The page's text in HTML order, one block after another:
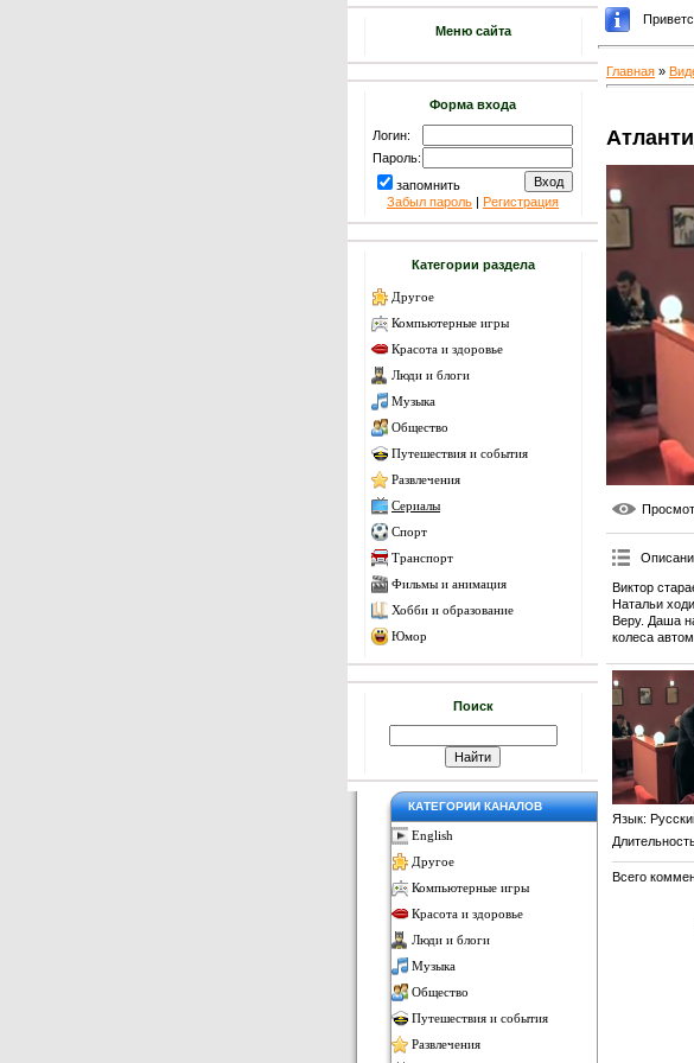
Меню сайта
Форма входа
Логин:
Пароль:
запомнить
Забыл пароль | Регистрация
Категории раздела
Другое
Компьютерные игры
Красота и здоровье
Люди и блоги
Музыка
Общество
Путешествия и события
Развлечения
Сериалы
Спорт
Транспорт
Фильмы и анимация
Хобби и образование
Юмор
Поиск
КАТЕГОРИИ КАНАЛОВ
English
Другое
Компьютерные игры
Красота и здоровье
Люди и блоги
Музыка
Общество
Путешествия и события
Развлечения
Главная »
Виктор
Натальи
Веру. Даша
колеса
Язык:
Всего